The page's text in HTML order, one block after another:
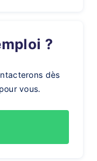
?
dès
vous.